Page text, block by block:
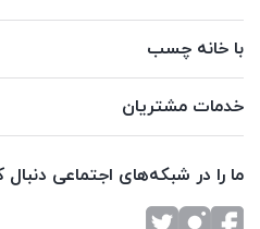
با خانه چسب
خدمات مشتریان
ما را در شبکه‌های اجتماعی دنبال